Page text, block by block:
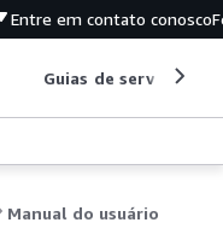
Entre em contato conosco
Guias de serviço
Manual do usuário